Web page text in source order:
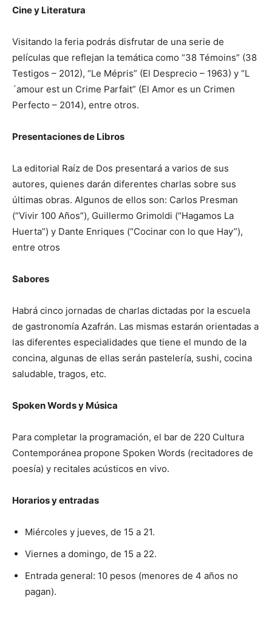
Cine y Literatura
Visitando la feria podrás disfrutar de una serie de
películas que reflejan la temática como “38 Témoins” (38
Testigos – 2012), “Le Mépris” (El Desprecio – 1963) y “L
´amour est un Crime Parfait” (El Amor es un Crimen
Perfecto – 2014), entre otros.
Presentaciones de Libros
La editorial Raíz de Dos presentará a varios de sus
autores, quienes darán diferentes charlas sobre sus
últimas obras. Algunos de ellos son: Carlos Presman
(“Vivir 100 Años”), Guillermo Grimoldi (“Hagamos La
Huerta”) y Dante Enriques (“Cocinar con lo que Hay”),
entre otros
Sabores
Habrá cinco jornadas de charlas dictadas por la escuela
de gastronomía Azafrán. Las mismas estarán orientadas a
las diferentes especialidades que tiene el mundo de la
concina, algunas de ellas serán pastelería, sushi, cocina
saludable, tragos, etc.
Spoken Words y Música
Para completar la programación, el bar de 220 Cultura
Contemporánea propone Spoken Words (recitadores de
poesía) y recitales acústicos en vivo.
Horarios y entradas
Miércoles y jueves, de 15 a 21.
Viernes a domingo, de 15 a 22.
Entrada general: 10 pesos (menores de 4 años no
pagan).